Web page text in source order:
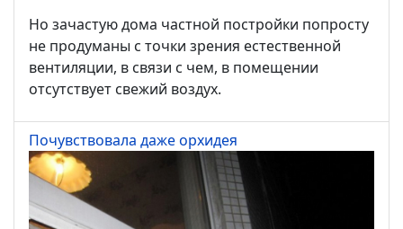
Но зачастую дома частной постройки попросту
не продуманы с точки зрения естественной
вентиляции, в связи с чем, в помещении
отсутствует свежий воздух.
Почувствовала даже орхидея